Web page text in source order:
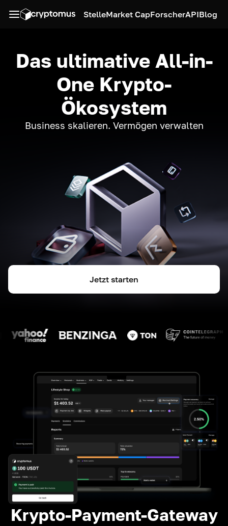
StelleMarket CapForscherAPIBlog
Das ultimative All-in-
One Krypto-
Ökosystem
Business skalieren. Vermögen verwalten
Jetzt starten
Krypto-Payment-Gateway